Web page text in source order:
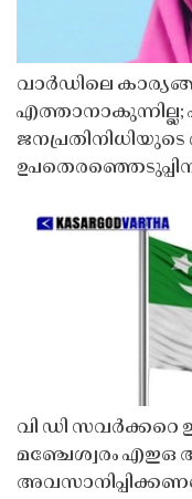
വാർഡിലെ
എത്താനാകുന്നില്ല;
ജനപ്രതിനിധിയുടെ
വി ഡി സവർക്കറെ
മഞ്ചേശ്വരം